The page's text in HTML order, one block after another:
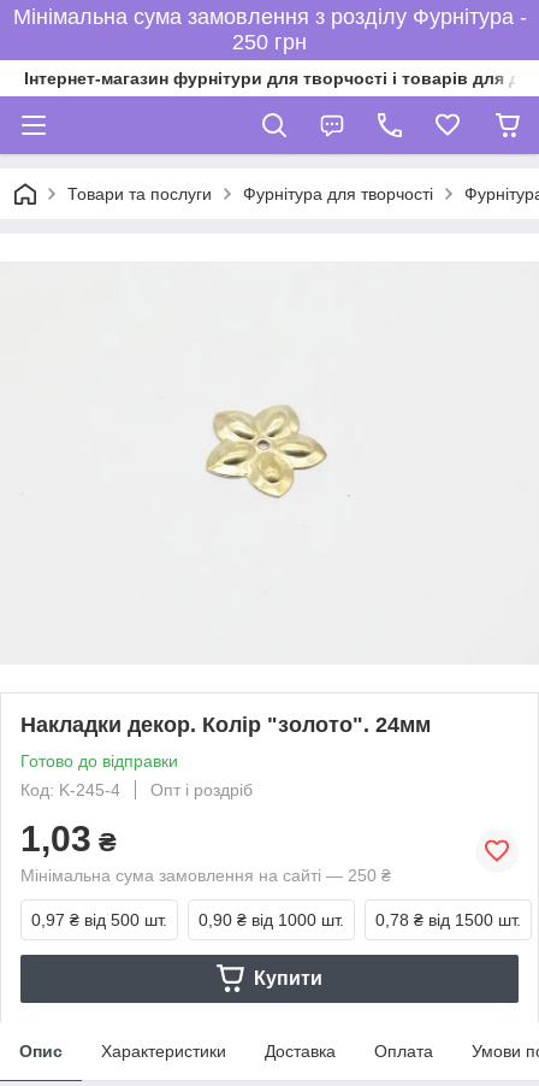
Мінімальна сума замовлення з розділу Фурнітура -
250 грн
Інтернет-магазин фурнітури для творчості і товарів для
Товари та послуги Фурнітура для творчості
Накладки декор. Колір "золото". 24мм
Готово до відправки
Код: K-245-4
Опт і роздріб
1,03 ₴
Мінімальна сума замовлення на сайті — 250 ₴
0,97 ₴ від 500 шт. 0,90 ₴ від 1000 шт. 0,78 ₴ від 1500 шт.
Купити
Опис Характеристики Доставка Оплата Умови